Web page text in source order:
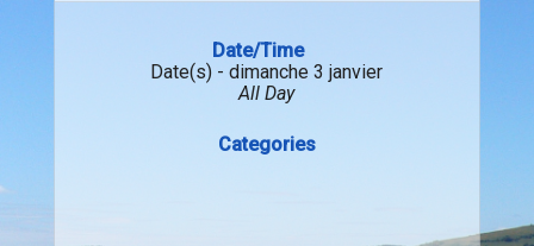
Date/Time
Date(s) - dimanche 3 janvier
All Day
Categories